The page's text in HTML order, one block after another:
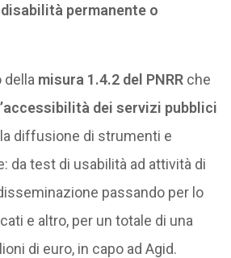
permanente o
della misura 1.4.2 del PNRRche
dei servizi pubblici
diffusione di strumenti e
da test di usabilità ad attività di
passando per lo
e altro, per un totale di una
di euro, in capo ad Agid.